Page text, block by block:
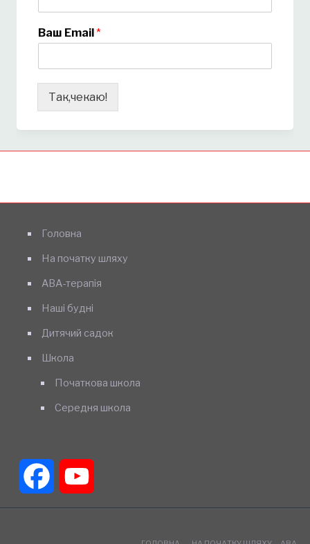
Ваш Email *
Так,чекаю!
Головна
На початку шляху
АВА-терапія
Наші будні
Дитячий садок
Школа
Початкова школа
Середня школа
Facebook
Channel